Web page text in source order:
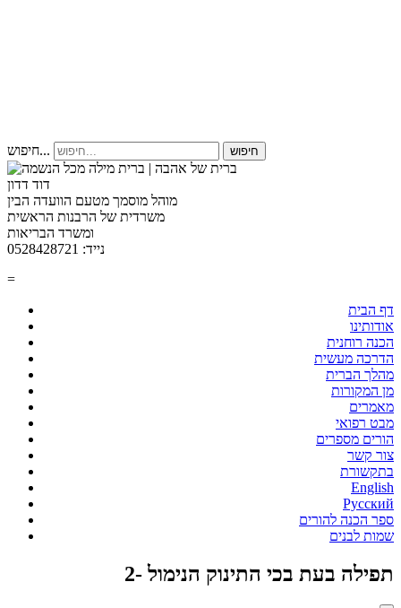
חיפוש... חיפוש
דוד דדון
מוהל מוסמך מטעם הוועדה הבין
משרדית של הרבנות הראשית
ומשרד הבריאות
נייד: 0528428721
=
דף הבית
אודותינו
הכנה רוחנית
הדרכה מעשית
מהלך הברית
מן המקורות
מאמרים
מבט רפואי
הורים מספרים
צור קשר
בתקשורת
English
Русский
ספר הכנה להורים
שמות לבנים
תפילה בעת בכי התינוק הנימול -2